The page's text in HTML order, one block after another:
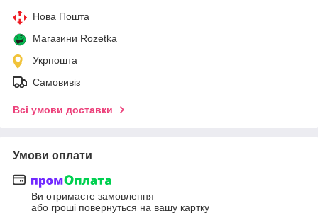
Нова Пошта
Магазини Rozetka
Укрпошта
Самовивіз
Всі умови доставки
Умови оплати
Ви отримаєте замовлення
або гроші повернуться на вашу картку